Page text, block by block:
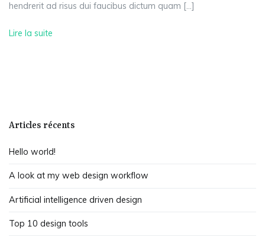
hendrerit ad risus dui faucibus dictum quam […]
Lire la suite
Articles récents
Hello world!
A look at my web design workflow
Artificial intelligence driven design
Top 10 design tools